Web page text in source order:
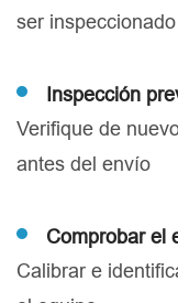
ser inspeccionado
Inspección
Verifique de
antes del envío
Comprobar el
Calibrar e